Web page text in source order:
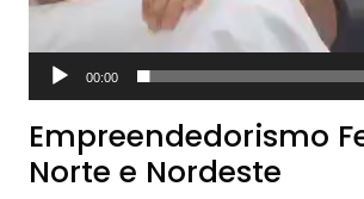
00:00
Empreendedorismo
Norte e Nordeste